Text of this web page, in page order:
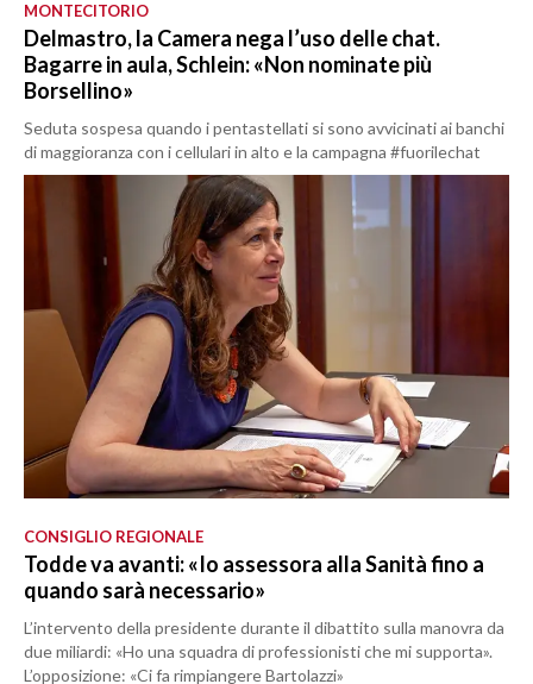
MONTECITORIO
Delmastro, la Camera nega l’uso delle chat.
Bagarre in aula, Schlein: «Non nominate più
Borsellino»
Seduta sospesa quando i pentastellati si sono avvicinati ai banchi
di maggioranza con i cellulari in alto e la campagna #fuorilechat
CONSIGLIO REGIONALE
Todde va avanti: «Io assessora alla Sanità fino a
quando sarà necessario»
L’intervento della presidente durante il dibattito sulla manovra da
due miliardi: «Ho una squadra di professionisti che mi supporta».
L’opposizione: «Ci fa rimpiangere Bartolazzi»